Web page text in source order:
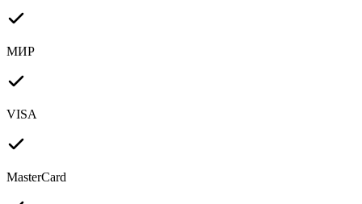
МИР
VISA
MasterCard